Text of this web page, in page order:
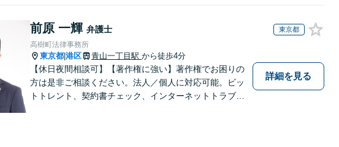
前原 一輝 弁護士 東京都
高樹町法律事務所
東京都 港区 青山一丁目駅 から徒歩4分
【休日夜間相談可】【著作権に強い】著作権でお困りの
方は是非ご相談ください。法人／個人に対応可能。ビッ
トトレント、契約書チェック、インターネットトラブル
詳細を見る